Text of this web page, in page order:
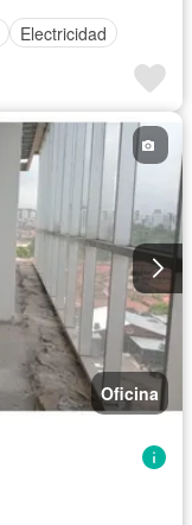
Electricidad
Oficina